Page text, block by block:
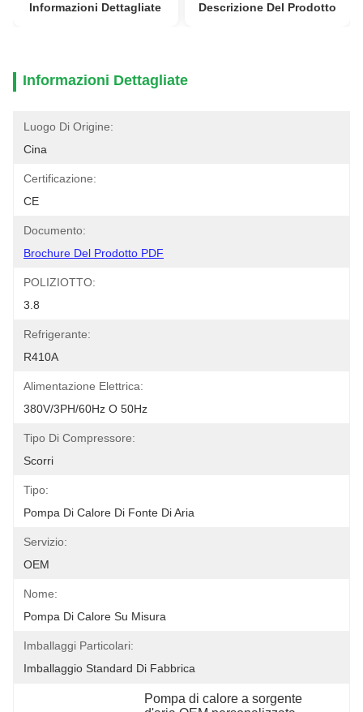
Informazioni Dettagliate Descrizione Del Prodotto
Informazioni Dettagliate
Luogo Di Origine:
Cina
Certificazione:
CE
Documento:
Brochure Del Prodotto PDF
POLIZIOTTO:
3.8
Refrigerante:
R410A
Alimentazione Elettrica:
380V/3PH/60Hz O 50Hz
Tipo Di Compressore:
Scorri
Tipo:
Pompa Di Calore Di Fonte Di Aria
Servizio:
OEM
Nome:
Pompa Di Calore Su Misura
Imballaggi Particolari:
Imballaggio Standard Di Fabbrica
Pompa di calore a sorgente